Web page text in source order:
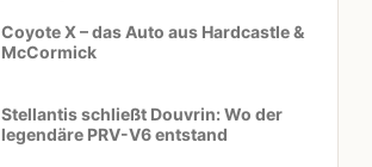
Coyote X – das Auto aus Hardcastle &
McCormick
Stellantis schließt Douvrin: Wo der
legendäre PRV-V6 entstand